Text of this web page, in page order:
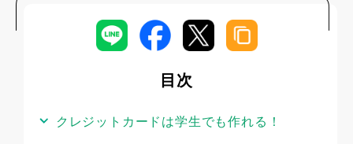
つメリットや注意点は何か」と疑問に思っている方も
いるかもしれません。
大学生や専門学校生でもクレジットカードを保有する
ことができます。ただし、注意点も多くあります。
目次
クレジットカードは学生でも作れる！